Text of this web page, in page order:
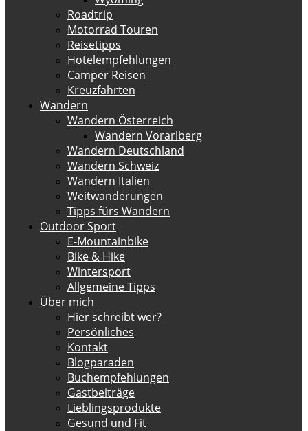
Roadtrip
Motorrad Touren
Reisetipps
Hotelempfehlungen
Camper Reisen
Kreuzfahrten
Wandern
Wandern Österreich
Wandern Vorarlberg
Wandern Deutschland
Wandern Schweiz
Wandern Italien
Weitwanderungen
Tipps fürs Wandern
Outdoor Sport
E-Mountainbike
Bike & Hike
Wintersport
Allgemeine Tipps
Über mich
Hier schreibt wer?
Persönliches
Kontakt
Blogparaden
Buchempfehlungen
Gastbeiträge
Lieblingsprodukte
Gesund und Fit